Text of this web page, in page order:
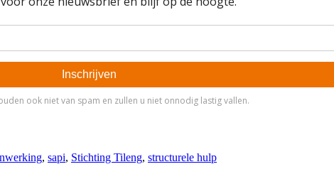
, sapi, Stichting Tileng, structurele hulp